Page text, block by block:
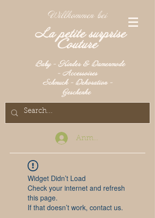
Willkommen bei
La petite surprise
Couture
Baby - Kinder & Damenmode
- Accessoires
Schmuck - Dekoration -
Geschenke
Anmelden
Widget Didn’t Load
Check your internet and refresh
this page.
If that doesn’t work, contact us.